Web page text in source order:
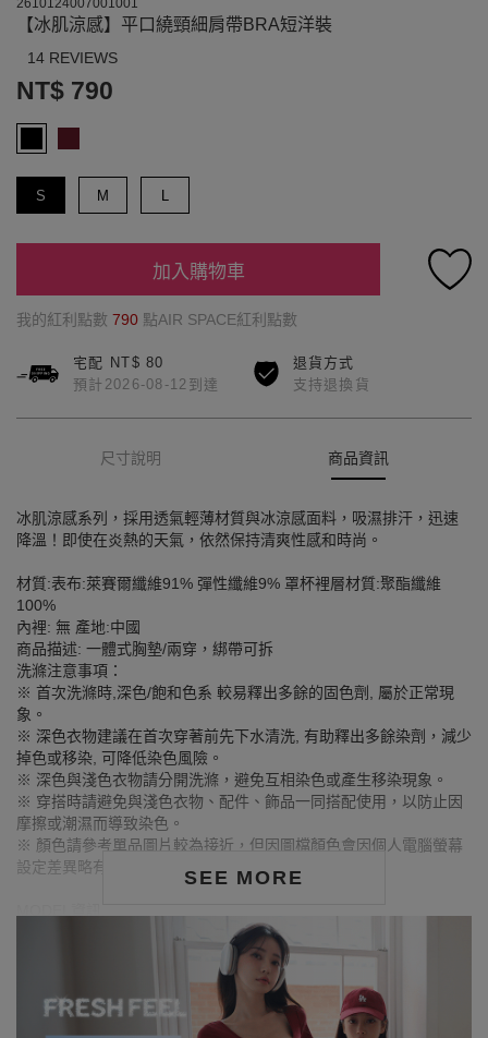
2610124007001001
【冰肌涼感】平口繞頸細肩帶BRA短洋裝
14 REVIEWS
NT$ 790
S M L
加入購物車
我的紅利點數 790 點AIR SPACE紅利點數
宅配 NT$ 80
預計2026-08-12到達
退貨方式
支持退換貨
尺寸說明 商品資訊
SEE MORE
冰肌涼感系列，採用透氣輕薄材質與冰涼感面料，吸濕排汗，迅速
降溫！即使在炎熱的天氣，依然保持清爽性感和時尚。
材質:表布:萊賽爾纖維91% 彈性纖維9% 罩杯裡層材質:聚酯纖維
100%
內裡: 無 產地:中國
商品描述: 一體式胸墊/兩穿，綁帶可拆
洗滌注意事項：
※ 首次洗滌時,深色/飽和色系 較易釋出多餘的固色劑, 屬於正常現
象。
※ 深色衣物建議在首次穿著前先下水清洗, 有助釋出多餘染劑，減少
掉色或移染, 可降低染色風險。
※ 深色與淺色衣物請分開洗滌，避免互相染色或產生移染現象。
※ 穿搭時請避免與淺色衣物、配件、飾品一同搭配使用，以防止因
摩擦或潮濕而導致染色。
※ 顏色請參考單品圖片較為接近，但因圖檔顏色會因個人電腦螢幕
設定差異略有不同，請以實際商品顏色為準。
腰圍Waist：60cm／臀圍hips：91cm
試穿報告：模特兒穿著S號